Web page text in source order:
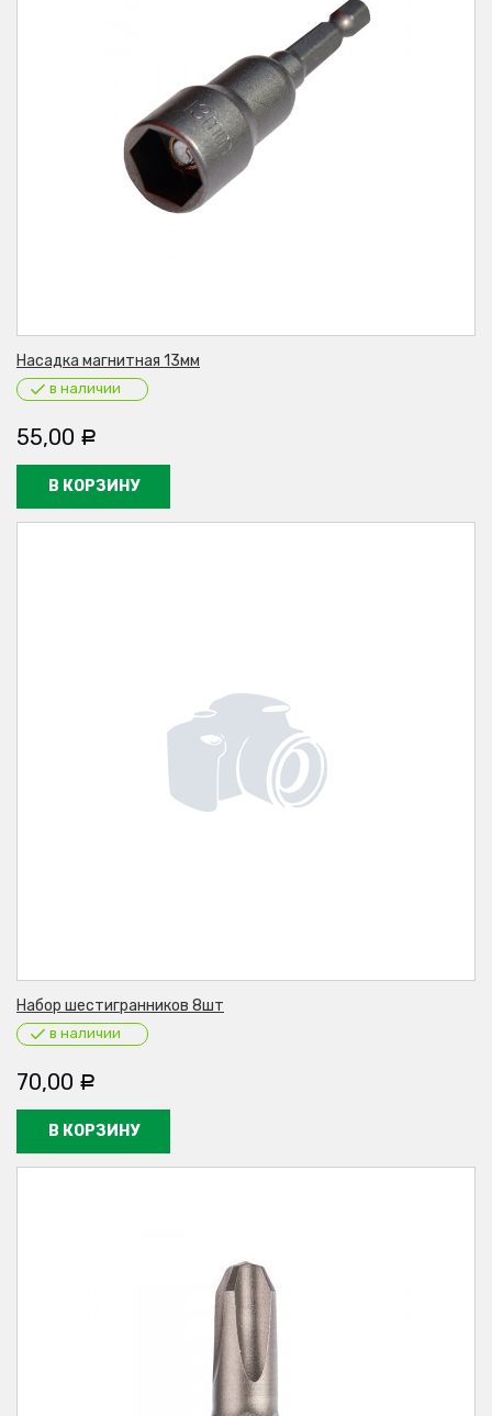
Насадка магнитная 13мм
в наличии
55,00 Р
В КОРЗИНУ
Набор шестигранников 8шт
в наличии
70,00 Р
В КОРЗИНУ